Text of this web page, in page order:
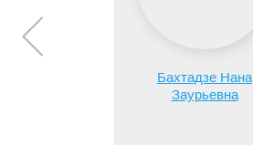
Бахтадзе Нана
Заурьевна